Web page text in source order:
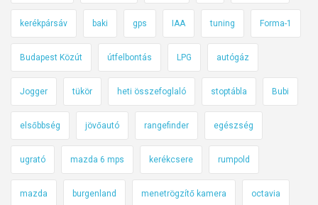
kerékpársáv baki gps IAA tuning Forma-1
Budapest Közút útfelbontás LPG autógáz
Jogger tükör heti összefoglaló stoptábla Bubi
elsőbbség jövőautó rangefinder egészség
ugrató mazda 6 mps kerékcsere rumpold
mazda burgenland menetrögzítő kamera octavia